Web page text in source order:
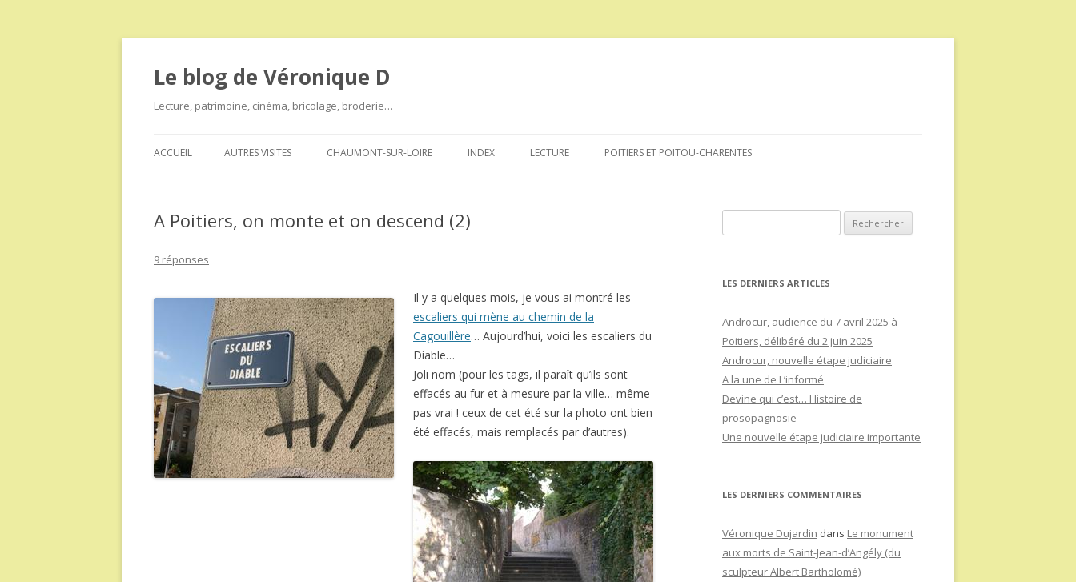
Le blog de Véronique D
Lecture, patrimoine, cinéma, bricolage, broderie…
au
ACCUEIL AUTRES VISITES CHAUMONT-SUR-LOIRE INDEX LECTURE POITIERS ET POITOU-CHARENTES
A Poitiers, on monte et on descend (2)
9 réponses
Il y a quelques mois, je vous ai montré les
escaliers qui mène au chemin de la
Cagouillère… Aujourd’hui, voici les escaliers du
Diable…
Joli nom (pour les tags, il paraît qu’ils sont
effacés au fur et à mesure par la ville… même
pas vrai ! ceux de cet été sur la photo ont bien
été effacés, mais remplacés par d’autres).
LES DERNIERS ARTICLES
Androcur, audience du 7 avril 2025 à
Poitiers, délibéré du 2 juin 2025
Androcur, nouvelle étape judiciaire
A la une de L’informé
Devine qui c’est… Histoire de
prosopagnosie
Une nouvelle étape judiciaire importante
LES DERNIERS COMMENTAIRES
Véronique Dujardin dans Le monument
aux morts de Saint-Jean-d’Angély (du
sculpteur Albert Bartholomé)